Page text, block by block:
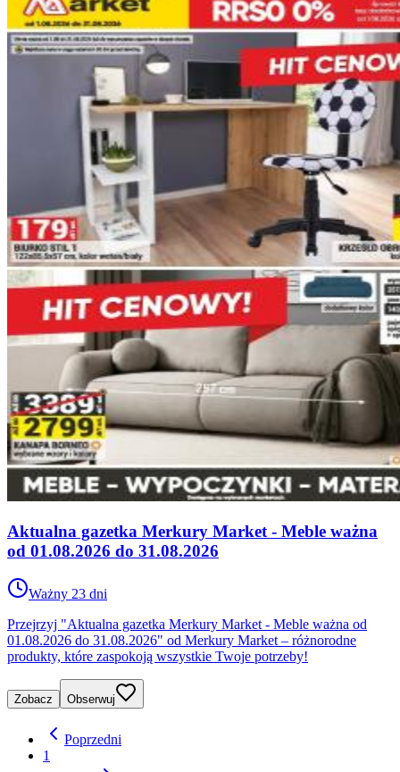
Aktualna gazetka Merkury Market - Meble ważna
od 01.08.2026 do 31.08.2026
Ważny 23 dni
Przejrzyj "Aktualna gazetka Merkury Market - Meble ważna od
01.08.2026 do 31.08.2026" od Merkury Market – różnorodne
produkty, które zaspokoją wszystkie Twoje potrzeby!
Zobacz Obserwuj
Poprzedni
1